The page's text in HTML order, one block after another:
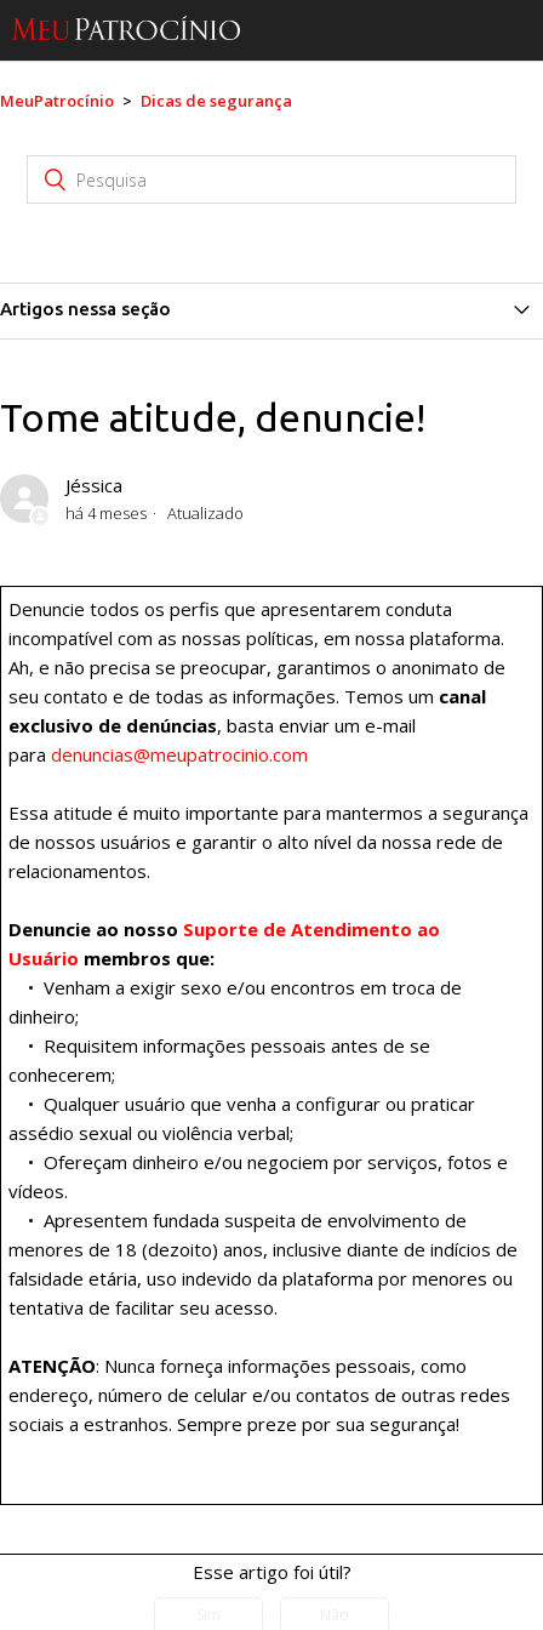
MeuPatrocínio Dicas de segurança
Artigos nessa seção
Como me proteger de um possível golpe?
Como identificar um falso Sugar Daddy ou uma falsa Sugar
Mommy?
Alguns truques comuns usados por oportunistas sexuais
Tome atitude, denuncie!
Tome atitude, denuncie!
Tome atitude, denuncie!
Jéssica
há 4 meses Atualizado
Denuncie todos os perfis que apresentarem conduta
incompatível com as nossas políticas, em nossa plataforma.
Ah, e não precisa se preocupar, garantimos o anonimato de
seu contato e de todas as informações. Temos um canal
exclusivo de denúncias, basta enviar um e-mail
para denuncias@meupatrocinio.com
Essa atitude é muito importante para mantermos a segurança
de nossos usuários e garantir o alto nível da nossa rede de
relacionamentos.
Denuncie ao nosso Suporte de Atendimento ao
Usuário membros que:
• Venham a exigir sexo e/ou encontros em troca de
dinheiro;
• Requisitem informações pessoais antes de se
conhecerem;
• Qualquer usuário que venha a configurar ou praticar
assédio sexual ou violência verbal;
• Ofereçam dinheiro e/ou negociem por serviços, fotos e
vídeos.
• Apresentem fundada suspeita de envolvimento de
menores de 18 (dezoito) anos, inclusive diante de indícios de
falsidade etária, uso indevido da plataforma por menores ou
tentativa de facilitar seu acesso.
ATENÇÃO: Nunca forneça informações pessoais, como
endereço, número de celular e/ou contatos de outras redes
sociais a estranhos. Sempre preze por sua segurança!
Esse artigo foi útil?